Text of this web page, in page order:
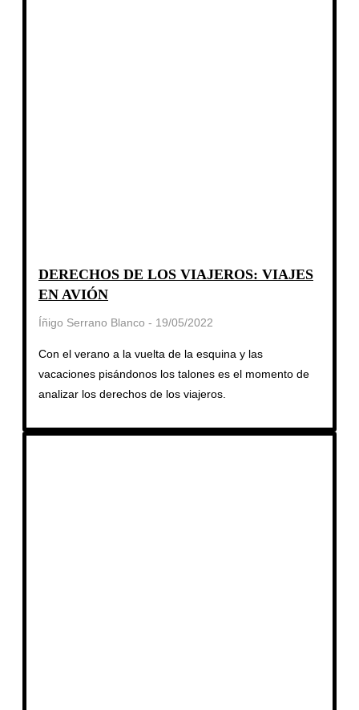
DERECHOS DE LOS VIAJEROS: VIAJES
EN AVIÓN
Íñigo Serrano Blanco 19/05/2022
Con el verano a la vuelta de la esquina y las
vacaciones pisándonos los talones es el momento de
analizar los derechos de los viajeros.